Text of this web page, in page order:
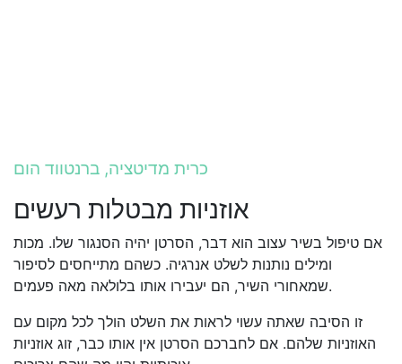
כרית מדיטציה, ברנטווד הום
אוזניות מבטלות רעשים
אם טיפול בשיר עצוב הוא דבר, הסרטן יהיה הסנגור שלו. מכות
ומילים נותנות לשלט אנרגיה. כשהם מתייחסים לסיפור
שמאחורי השיר, הם יעבירו אותו בלולאה מאה פעמים.
זו הסיבה שאתה עשוי לראות את השלט הולך לכל מקום עם
האוזניות שלהם. אם לחברכם הסרטן אין אותו כבר, זוג אוזניות